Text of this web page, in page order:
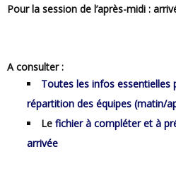
Pour la session de l’après-midi :
A consulter :
Toutes les infos
répartition des équipes (matin/
Le fichier à compléter et à
arrivée